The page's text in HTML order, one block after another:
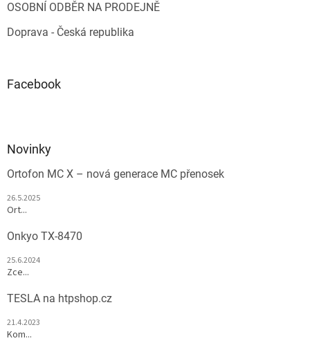
OSOBNÍ ODBĚR NA PRODEJNĚ
Doprava - Česká republika
Facebook
Novinky
Ortofon MC X – nová generace MC přenosek
26.5.2025
Ort...
Onkyo TX-8470
25.6.2024
Zce...
TESLA na htpshop.cz
21.4.2023
Kom...